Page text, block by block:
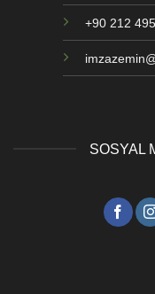
+90 212
SOSYAL